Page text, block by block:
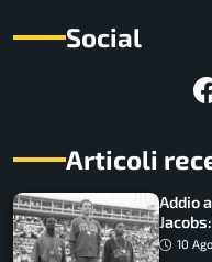
Social
Articoli
Addio
10